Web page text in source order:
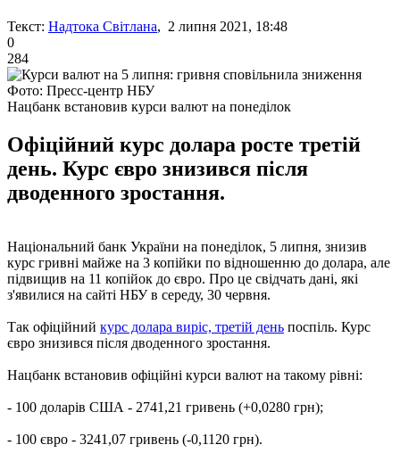
Текст: Надтока Світлана, 2 липня 2021, 18:48
0
284
Фото: Пресс-центр НБУ
Нацбанк встановив курси валют на понеділок
Офіційний курс долара росте третій
день. Курс євро знизився після
дводенного зростання.
Національний банк України на понеділок, 5 липня, знизив
курс гривні майже на 3 копійки по відношенню до долара, але
підвищив на 11 копійок до євро. Про це свідчать дані, які
з'явилися на сайті НБУ в середу, 30 червня.
Так офіційний курс долара виріс, третій день поспіль. Курс
євро знизився після дводенного зростання.
Нацбанк встановив офіційні курси валют на такому рівні:
- 100 доларів США - 2741,21 гривень (+0,0280 грн);
- 100 євро - 3241,07 гривень (-0,1120 грн).